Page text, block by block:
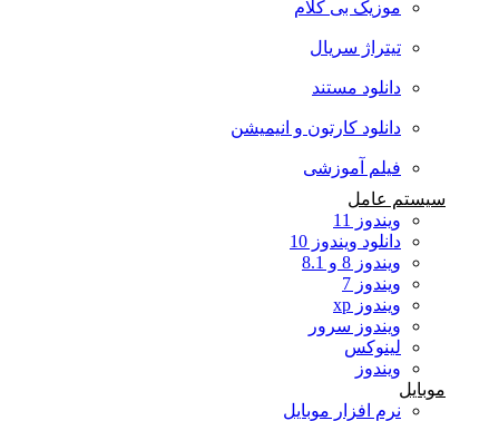
موزیک بی کلام
تیتراژ سریال
دانلود مستند
دانلود کارتون و انیمیشن
فیلم آموزشی
سیستم عامل
ویندوز 11
دانلود ویندوز 10
ویندوز 8 و 8.1
ویندوز 7
ویندوز xp
ویندوز سرور
لینوکس
ویندوز
موبایل
نرم افزار موبایل